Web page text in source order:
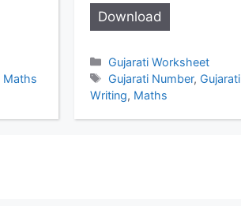
Maths
Download
Categories
Gujarati Worksheet
Tags
Gujarati Number, Gujarati
Writing, Maths